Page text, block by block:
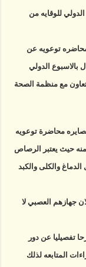
للوقايه من
محاضره توعويه عن
بالاسبوع الدولي
مع منظمة الصحة
محاضرة توعويه
حيث يعتبر الرصاص
والكلى والكبد
جهازهم العصبي لا
تفصيليا عن دور
المتابعه لذلك